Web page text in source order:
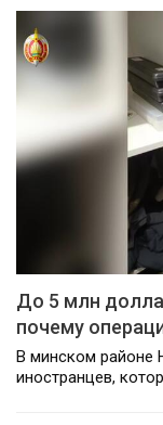
До 5 млн
почему
В минском районе
иностранцев,